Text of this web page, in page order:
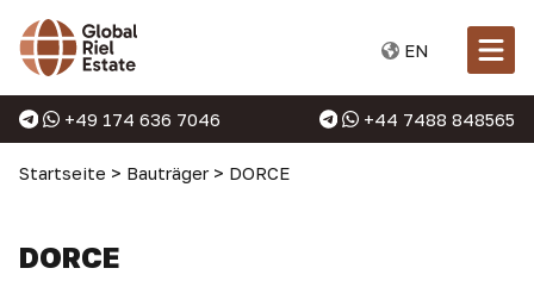
EN
+49 174 636 7046 +44 7488 848565
Startseite > Bauträger > DORCE
DORCE